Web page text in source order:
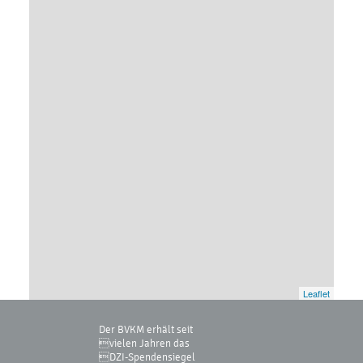
Leaflet
Der BVKM erhält seit
vielen Jahren das
DZI-Spendensiegel